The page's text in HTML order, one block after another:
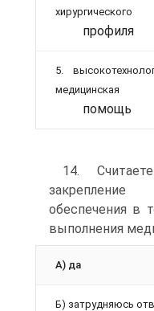
хирургического
профиля
5.
медицинская
помощь
14.
закрепление
обеспечения в
выполнения
А) да
Б) затрудняюсь